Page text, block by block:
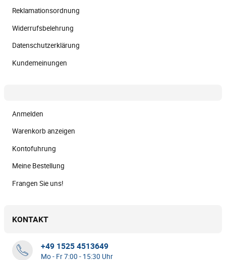
Reklamationsordnung
Widerrufsbelehrung
Datenschutzerklärung
Kundemeinungen
Anmelden
Warenkorb anzeigen
Kontofuhrung
Meine Bestellung
Frangen Sie uns!
KONTAKT
+49 1525 4513649
Mo - Fr 7:00 - 15:30 Uhr